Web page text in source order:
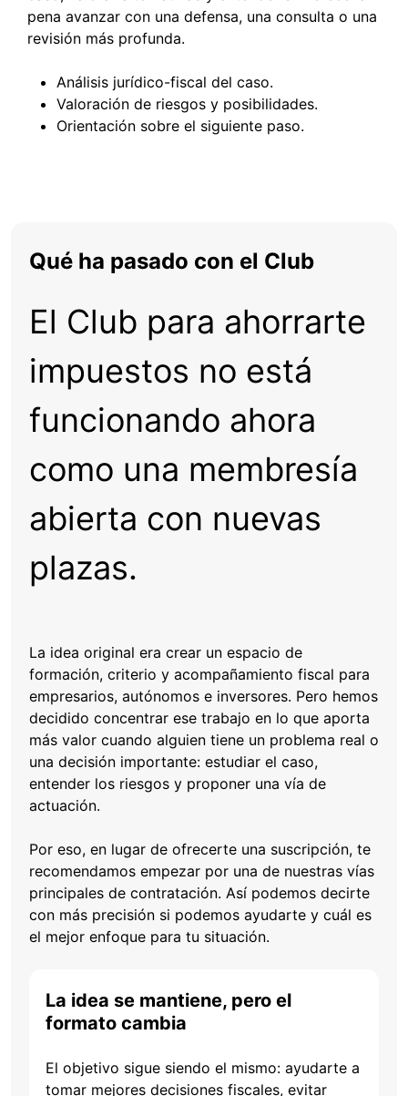
pena avanzar con una defensa, una consulta o una
revisión más profunda.
Análisis jurídico-fiscal del caso.
Valoración de riesgos y posibilidades.
Orientación sobre el siguiente paso.
Qué ha pasado con el Club
El Club para ahorrarte
impuestos no está
funcionando ahora
como una membresía
abierta con nuevas
plazas.
La idea original era crear un espacio de
formación, criterio y acompañamiento fiscal para
empresarios, autónomos e inversores. Pero hemos
decidido concentrar ese trabajo en lo que aporta
más valor cuando alguien tiene un problema real o
una decisión importante: estudiar el caso,
entender los riesgos y proponer una vía de
actuación.
Por eso, en lugar de ofrecerte una suscripción, te
recomendamos empezar por una de nuestras vías
principales de contratación. Así podemos decirte
con más precisión si podemos ayudarte y cuál es
el mejor enfoque para tu situación.
La idea se mantiene, pero el
formato cambia
El objetivo sigue siendo el mismo: ayudarte a
tomar mejores decisiones fiscales, evitar